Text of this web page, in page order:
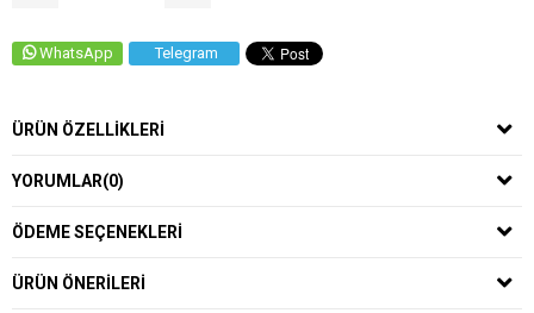
WhatsApp Telegram
ÜRÜN ÖZELLIKLERI
YORUMLAR(0)
ÖDEME SEÇENEKLERI
ÜRÜN ÖNERILERI